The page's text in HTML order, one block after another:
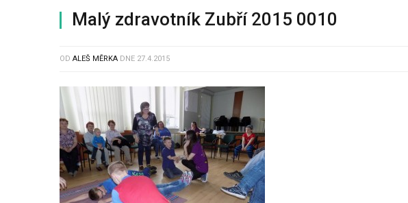
Malý zdravotník Zubří 2015 0010
OD ALEŠ MĚRKA DNE 27.4.2015